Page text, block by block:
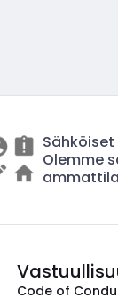
Olemme
Code of